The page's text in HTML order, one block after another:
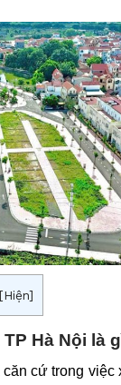
[Hiện]
Hà Nội là
cứ trong việc